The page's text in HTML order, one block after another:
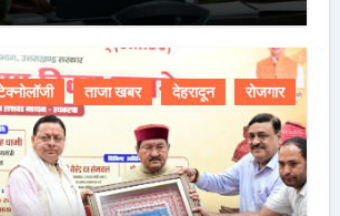
ताजा खबर देहरादून रोजगार